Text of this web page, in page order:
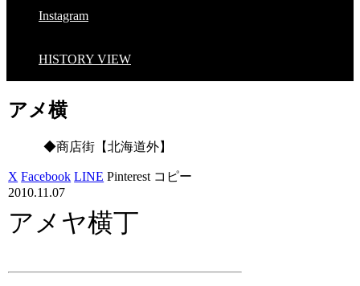
Instagram
HISTORY VIEW
アメ横
◆商店街【北海道外】
X Facebook LINE Pinterest コピー
2010.11.07
アメヤ横丁